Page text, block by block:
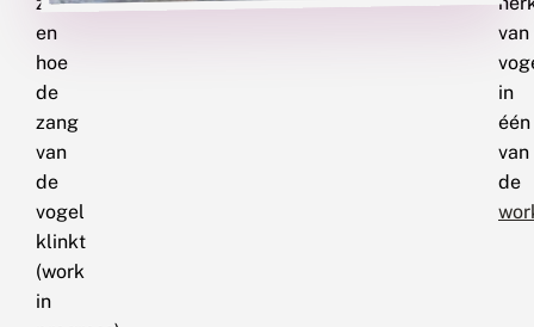
en
hoe
de
zang
van
de
vogel
klinkt
(work
in
van
in
één
van
de